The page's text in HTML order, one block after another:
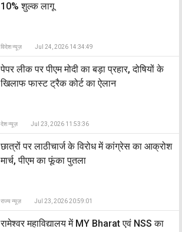
10% शुल्क लागू
विदेश न्यूज़ Jul 24, 2026 14:34:49
पेपर लीक पर पीएम मोदी का बड़ा प्रहार, दोषियों के
खिलाफ फास्ट ट्रैक कोर्ट का ऐलान
देश न्यूज़ Jul 23, 2026 11:53:36
छात्रों पर लाठीचार्ज के विरोध में कांग्रेस का आक्रोश
मार्च, पीएम का फूंका पुतला
राज्य न्यूज़ Jul 23, 2026 20:59:01
रामेश्वर महाविद्यालय में MY Bharat एवं NSS का